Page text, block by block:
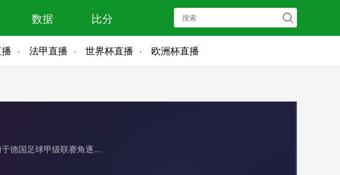
数据 比分
法甲直播 世界杯直播 欧洲杯直播
德国足球甲级联赛角逐...